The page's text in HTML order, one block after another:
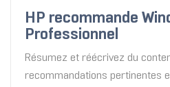
HP recommande
Professionnel
Résumez et réécrivez du
recommandations pertinentes